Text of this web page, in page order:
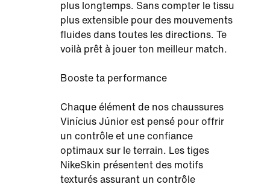
plus longtemps. Sans compter le tissu
plus extensible pour des mouvements
fluides dans toutes les directions. Te
voilà prêt à jouer ton meilleur match.
Booste ta performance
Chaque élément de nos chaussures
Vinícius Júnior est pensé pour offrir
un contrôle et une confiance
optimaux sur le terrain. Les tiges
NikeSkin présentent des motifs
texturés assurant un contrôle